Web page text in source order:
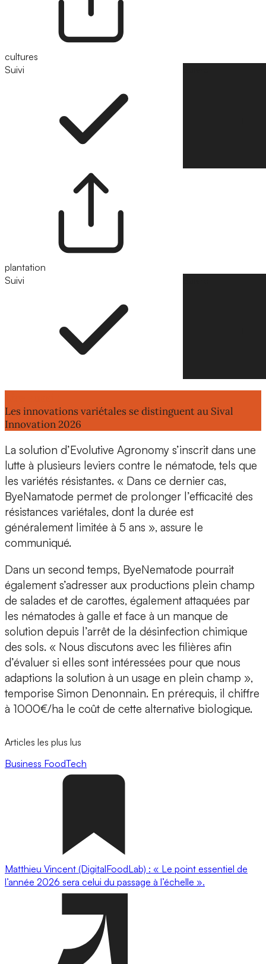
cultures
Suivi
plantation
Suivi
Les innovations variétales se distinguent au Sival
Innovation 2026
La solution d’Evolutive Agronomy s’inscrit dans une
lutte à plusieurs leviers contre le nématode, tels que
les variétés résistantes. « Dans ce dernier cas,
ByeNamatode permet de prolonger l’efficacité des
résistances variétales, dont la durée est
généralement limitée à 5 ans », assure le
communiqué.
Dans un second temps, ByeNematode pourrait
également s’adresser aux productions plein champ
de salades et de carottes, également attaquées par
les nématodes à galle et face à un manque de
solution depuis l’arrêt de la désinfection chimique
des sols. « Nous discutons avec les filières afin
d’évaluer si elles sont intéressées pour que nous
adaptions la solution à un usage en plein champ »,
temporise Simon Denonnain. En prérequis, il chiffre
à 1000€/ha le coût de cette alternative biologique.
Articles les plus lus
Business FoodTech
Matthieu Vincent (DigitalFoodLab) : « Le point essentiel de
l’année 2026 sera celui du passage à l’échelle ».